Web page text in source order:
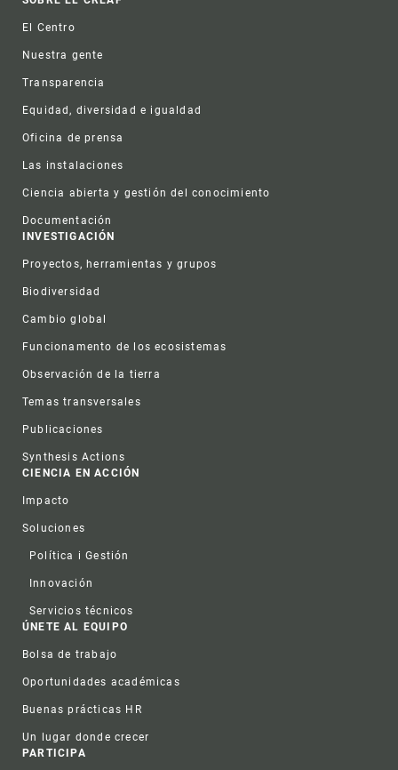
Footer
El Centro
Nuestra gente
Transparencia
Equidad, diversidad e igualdad
Oficina de prensa
Las instalaciones
Ciencia abierta y gestión del conocimiento
Documentación
INVESTIGACIÓN
Proyectos, herramientas y grupos
Biodiversidad
Cambio global
Funcionamento de los ecosistemas
Observación de la tierra
Temas transversales
Publicaciones
Synthesis Actions
CIENCIA EN ACCIÓN
Impacto
Soluciones
Política i Gestión
Innovación
Servicios técnicos
ÚNETE AL EQUIPO
Bolsa de trabajo
Oportunidades académicas
Buenas prácticas HR
Un lugar donde crecer
PARTICIPA